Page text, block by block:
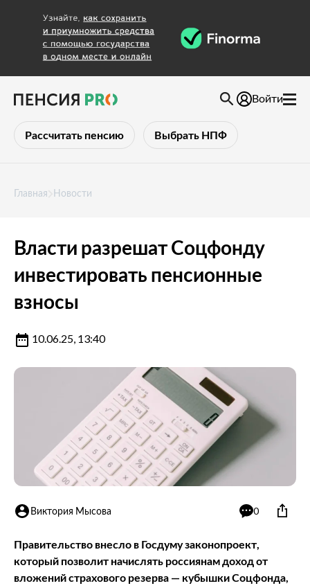
Рассчитать пенсию Выбрать НПФ
Войти
Главная Новости
Власти разрешат Соцфонду
инвестировать пенсионные
взносы
10.06.25, 13:40
Виктория Мысова 0
Правительство внесло в Госдуму законопроект,
который позволит начислять россиянам доход от
вложений страхового резерва — кубышки Соцфонда,